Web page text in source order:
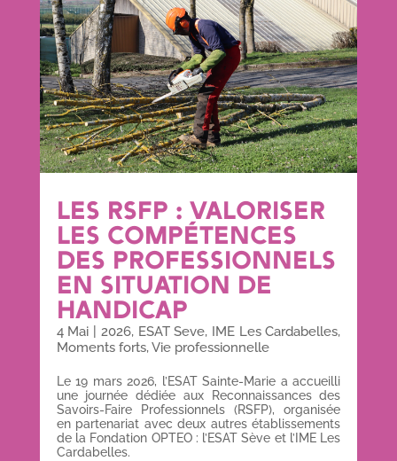
LES RSFP : VALORISER
LES COMPÉTENCES
DES PROFESSIONNELS
EN SITUATION DE
HANDICAP
4 Mai 2026, ESAT Seve, IME Les Cardabelles,
Moments forts,Vie professionnelle
Le 19 mars 2026, l’ESAT Sainte-Marie a accueilli
une journée dédiée aux Reconnaissances des
Savoirs-Faire Professionnels (RSFP), organisée
en partenariat avec deux autres établissements
de la Fondation OPTEO : l’ESAT Sève et l’IME Les
Cardabelles.